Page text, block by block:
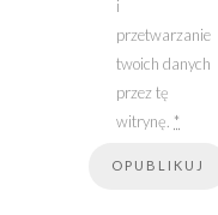
i
przetwarzanie
twoich danych
przez tę
witrynę. *